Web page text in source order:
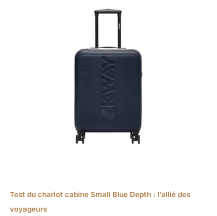
Test du chariot cabine Small Blue Depth : l’allié des
voyageurs